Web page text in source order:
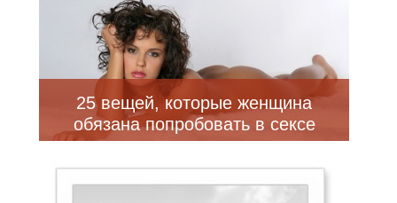
25 вещей, которые женщина
обязана попробовать в сексе